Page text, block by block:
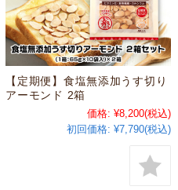
【定期便】食塩無添加うす切り
アーモンド 2箱
価格: ¥8,200(税込)
初回価格: ¥7,790(税込)